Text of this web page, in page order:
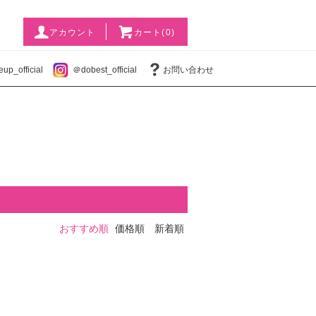
アカウント カート(0)
＠dobest_official お問い合わせ
おすすめ順 価格順 新着順